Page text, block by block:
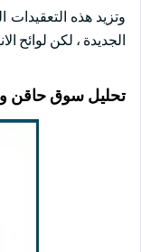
وتزيد هذه
الجديدة ، لكن لوائح
تحليل سوق حاقن